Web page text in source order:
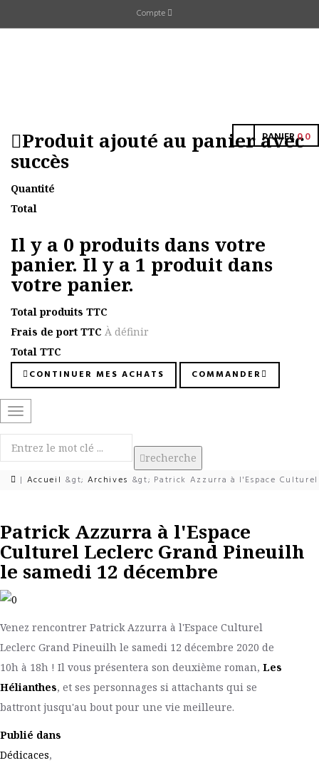
Compte
PANIER00
Produit ajouté au panier avec
succès
Quantité
Total
Il y a 0 produits dans votre
panier.Il y a 1 produit dans
votre panier.
Total produits TTC
Frais de port TTC À définir
Total TTC
CONTINUER MES ACHATS COMMANDER
Basculer
la
navigation
recherche
| Accueil &gt; Archives &gt; Patrick Azzurra à l'Espace
Patrick Azzurra à l'Espace
Culturel Leclerc Grand Pineuilh
le samedi 12 décembre
Venez rencontrer Patrick Azzurra à l'Espace Culturel
Leclerc Grand Pineuilh le samedi 12 décembre 2020 de
10h à 18h ! Il vous présentera son deuxième roman, Les
Hélianthes, et ses personnages si attachants qui se
battront jusqu'au bout pour une vie meilleure.
Publié dans
Dédicaces,